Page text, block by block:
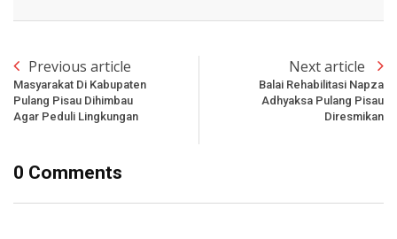
Previous article
Masyarakat Di Kabupaten
Pulang Pisau Dihimbau
Agar Peduli Lingkungan
Next article
Balai Rehabilitasi Napza
Adhyaksa Pulang Pisau
Diresmikan
0 Comments